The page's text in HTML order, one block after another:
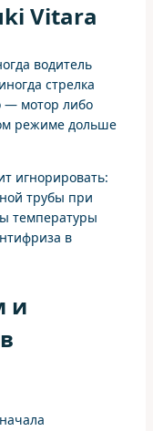
Vitara
водитель
стрелка
— мотор либо
режиме дольше
игнорировать:
трубы при
температуры
в
и